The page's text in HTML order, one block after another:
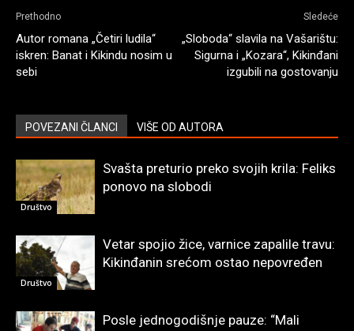
Prethodno
Autor romana „Četiri ludila“
iskren: Banat i Kikindu nosim u
sebi
Sledeće
„Sloboda“ slavila na Vašarištu:
Sigurna i „Kozara“, Kikinđani
izgubili na gostovanju
POVEZANI ČLANCI VIŠE OD AUTORA
Društvo
Svašta preturio preko svojih krila: Feliks
ponovo na slobodi
Društvo
Vetar spojio žice, varnice zapalile travu:
Kikinđanin srećom ostao nepovređen
Posle jednogodišnje pauze: “Mali